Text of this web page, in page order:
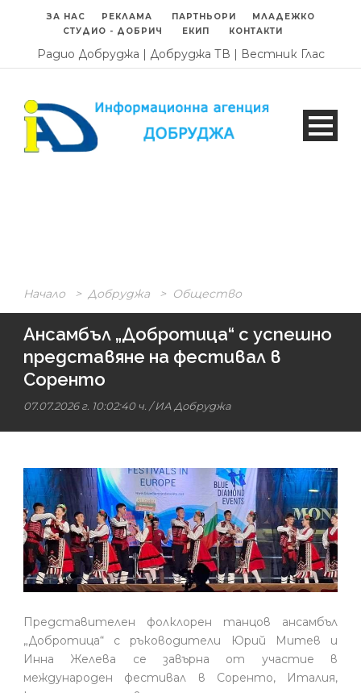
ЗА НАС РЕКЛАМА ПАРТНЬОРИ
МЛАДЕЖКО
СТУДИО - ДОБРИЧ
ЕКИП КОНТАКТИ
Радио Добруджа | Добруджа ТВ | Вестник Глас
Начало > Добруджа > Общество
Ансамбъл „Добротица“ с успешно
представяне на фестивал в
Соренто
07.07.2026 г. 10:02:40 ч. /ИА Добруджа
Представителен фолклорен танцов ансамбъл
„Добротица“ с ръководители Юрий Митев и
Инна Желева се завърна от участие в
международен фестивал в Соренто, Италия,